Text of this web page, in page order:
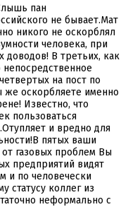
пан
не бывает.Мат
никого не оскорблял
человека, при
доводов! В третьих, как
на пост по
же оскорбляете именно
Известно, что
пользоваться
и вредно для
пятых ваши
газовых проблем Вы
предприятий видят
и по человечески
статусу коллег из
неформально с